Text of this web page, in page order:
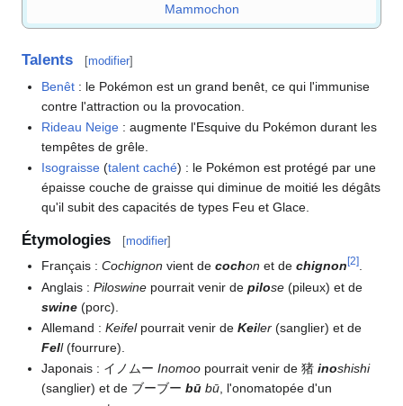
Mammochon
Talents [modifier]
Benêt : le Pokémon est un grand benêt, ce qui l'immunise
contre l'attraction ou la provocation.
Rideau Neige : augmente l'Esquive du Pokémon durant les
tempêtes de grêle.
Isograisse (talent caché) : le Pokémon est protégé par une
épaisse couche de graisse qui diminue de moitié les dégâts
qu'il subit des capacités de types Feu et Glace.
Étymologies [modifier]
Français :Cochignon vient decochon et dechignon[2]
Anglais :Piloswine pourrait venir depilose (pileux) et de
swine (porc).
Allemand :Keifelpourrait venir deKeiler (sanglier) et de
Fell(fourrure).
Japonais : イノムーInomoo pourrait venir de 猪inoshishi
(sanglier) et de ブーブーbū bū, l'onomatopée d'un